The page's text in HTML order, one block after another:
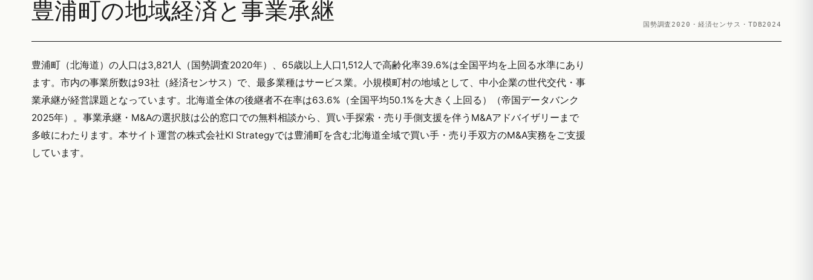
豊浦町の地域経済と事業承継
国勢調査2020・経済センサス・TDB2024
豊浦町（北海道）の人口は3,821人（国勢調査2020年）、65歳以上人口1,512人で高齢化率39.6%は全国平均を上回る水準にあり
ます。市内の事業所数は93社（経済センサス）で、最多業種はサービス業。小規模町村の地域として、中小企業の世代交代・事
業承継が経営課題となっています。北海道全体の後継者不在率は63.6%（全国平均50.1%を大きく上回る）（帝国データバンク
2025年）。事業承継・M&Aの選択肢は公的窓口での無料相談から、買い手探索・売り手側支援を伴うM&Aアドバイザリーまで
多岐にわたります。本サイト運営の株式会社KI Strategyでは豊浦町を含む北海道全域で買い手・売り手双方のM&A実務をご支援
しています。